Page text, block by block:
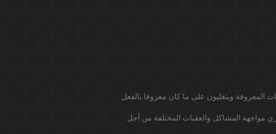
مواجهة المشاكل والعقبات المختلفة من أجل